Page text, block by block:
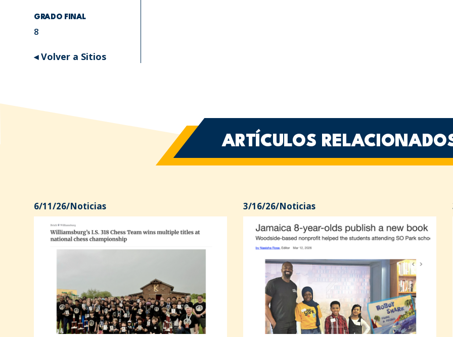
GRADO FINAL
8
◂ Volver a Sitios
ARTÍCULOS
6/11/26/Noticias 3/16/26/Noticias